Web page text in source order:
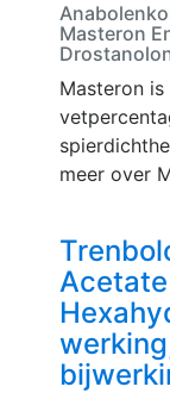
Masteron
Masteron
meer over